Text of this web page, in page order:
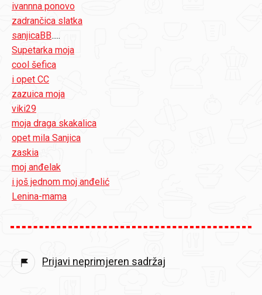
ivannna ponovo
zadrančica slatka
sanjicaBB.....
Supetarka moja
cool šefica
i opet CC
zazuica moja
viki29
moja draga skakalica
opet mila Sanjica
zaskia
moj anđelak
i još jednom moj anđelić
Lenina-mama
Prijavi neprimjeren sadržaj